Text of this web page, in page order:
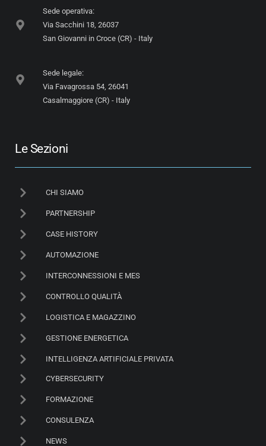
Sede operativa:
Via Sacchini 18, 26037
San Giovanni in Croce (CR) - Italy
Sede legale:
Via Favagrossa 54, 26041
Casalmaggiore (CR) - Italy
Le Sezioni
CHI SIAMO
PARTNERSHIP
CASE HISTORY
AUTOMAZIONE
INTERCONNESSIONI E MES
CONTROLLO QUALITÀ
LOGISTICA E MAGAZZINO
GESTIONE ENERGETICA
INTELLIGENZA ARTIFICIALE PRIVATA
CYBERSECURITY
FORMAZIONE
CONSULENZA
NEWS